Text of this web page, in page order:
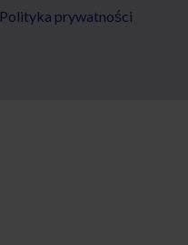
Polityka prywatności